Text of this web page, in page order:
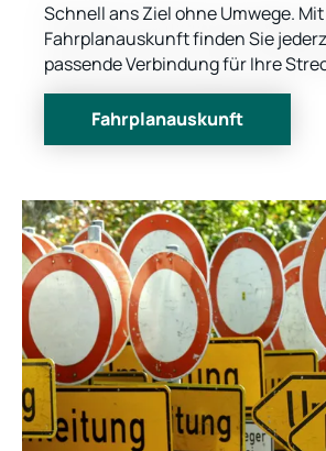
Schnell ans Ziel ohne Umwege.
Fahrplanauskunft finden Sie
passende Verbindung für Ihre
Fahrplanauskunft